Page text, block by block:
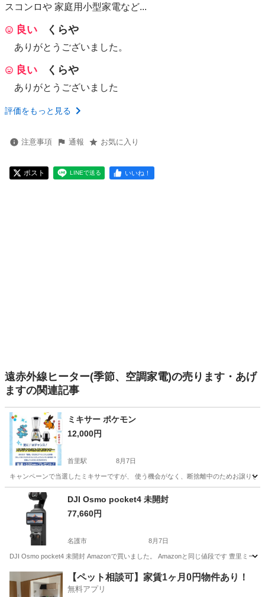
スコンロや 家庭用小型家電など...
良い くらや
ありがとうございました。
良い くらや
ありがとうございました
評価をもっと見る
注意事項 通報 お気に入り
ポスト LINEで送る いいね！
遠赤外線ヒーター(季節、空調家電)の売ります・あげ
ますの関連記事
ミキサー ポケモン
12,000円
首里駅 8月7日
キャンペーンで当選したミキサーですが、 使う機会がなく、断捨離中のためお譲り
島尻郡 キッチン家電
DJI Osmo pocket4 未開封
77,660円
名護市 8月7日
DJI Osmo pocket4 未開封 Amazonで買いました。 Amazonと同じ値段です 豊里ミート
名護市 カメラ DJI
【ペット相談可】家賃1ヶ月0円物件あり！
無料アプリ